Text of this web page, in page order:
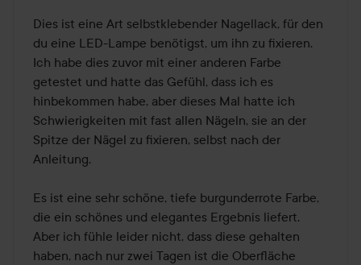
Dies ist eine Art selbstklebender Nagellack, für den
du eine LED-Lampe benötigst, um ihn zu fixieren.
Ich habe dies zuvor mit einer anderen Farbe
getestet und hatte das Gefühl, dass ich es
hinbekommen habe, aber dieses Mal hatte ich
Schwierigkeiten mit fast allen Nägeln, sie an der
Spitze der Nägel zu fixieren, selbst nach der
Anleitung.
Es ist eine sehr schöne, tiefe burgunderrote Farbe,
die ein schönes und elegantes Ergebnis liefert.
Aber ich fühle leider nicht, dass diese gehalten
haben, nach nur zwei Tagen ist die Oberfläche